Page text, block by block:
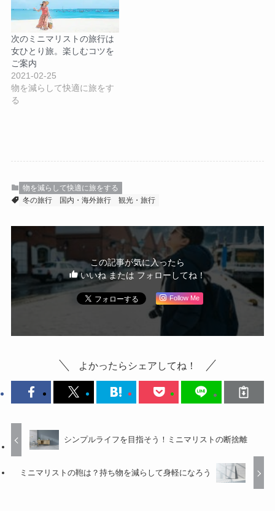
次のミニマリストの旅行は
女ひとり旅。楽しむコツを
ご案内
2021-02-25
物を減らして快適に旅をす
る
物を減らして快適に旅をする
冬の旅行
国内・海外旅行 観光・旅行
この記事が気に入ったら
いいね または フォローしてね！
Follow Me
よかったらシェアしてね！
シンプルライフを目指そう！ミニマリストの断捨離
ミニマリストの鞄は？持ち物を減らして身軽になろう